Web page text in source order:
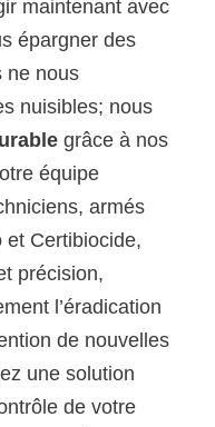
maintenant avec
épargner des
ne nous
nuisibles; nous
grâce à nos
équipe
armés
et Certibiocide,
précision,
l’éradication
de nouvelles
une solution
de votre